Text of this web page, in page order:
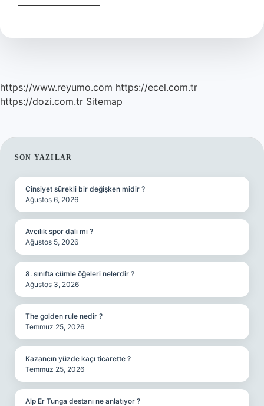
Yaşına
Var
https://www.reyumo.com https://ecel.com.tr
https://dozi.com.tr Sitemap
SIDEBAR
SON YAZILAR
Cinsiyet sürekli bir değişken midir ?
Ağustos 6, 2026
Avcılık spor dalı mı ?
Ağustos 5, 2026
8. sınıfta cümle öğeleri nelerdir ?
Ağustos 3, 2026
The golden rule nedir ?
Temmuz 25, 2026
Kazancın yüzde kaçı ticarette ?
Temmuz 25, 2026
Alp Er Tunga destanı ne anlatıyor ?